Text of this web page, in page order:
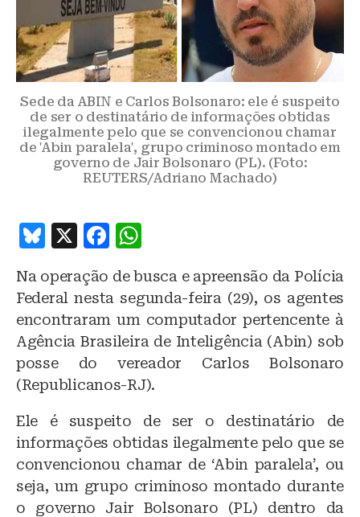
Sede da ABIN e Carlos Bolsonaro: ele é suspeito
de ser o destinatário de informações obtidas
ilegalmente pelo que se convencionou chamar
de 'Abin paralela', grupo criminoso montado em
governo de Jair Bolsonaro (PL). (Foto:
REUTERS/Adriano Machado)
B
e
s
k
y
X
F
c
e
b
o
o
k
at
s
A
p
p
Na operação de busca e apreensão da Polícia
Federal nesta segunda-feira (29), os agentes
encontraram um computador pertencente à
Agência Brasileira de Inteligência (Abin) sob
posse do vereador Carlos Bolsonaro
(Republicanos-RJ).
Ele é suspeito de ser o destinatário de
informações obtidas ilegalmente pelo que se
convencionou chamar de ‘Abin paralela’, ou
seja, um grupo criminoso montado durante
o governo Jair Bolsonaro (PL) dentro da